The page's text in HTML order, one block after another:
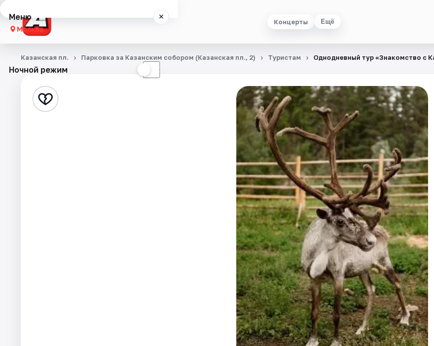
Концерты Ещё
Меню ×
Москва
Концерты
Города
Площадки
Ночной режим ☾
Казанская пл. Парковка за Казанским собором (Казанская пл., 2) Туристам Однодневный тур «Знакомство с